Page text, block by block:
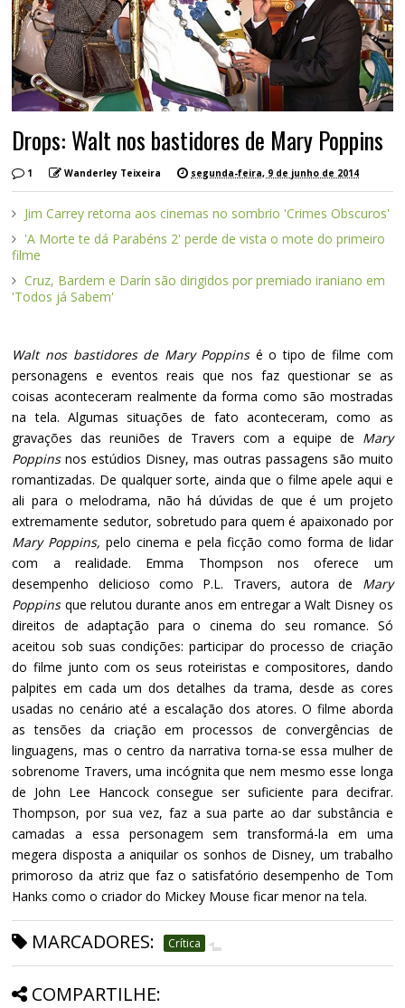
Drops: Walt nos bastidores de Mary Poppins
1 Wanderley Teixeira segunda-feira, 9 de junho de 2014
Jim Carrey retorna aos cinemas no sombrio 'Crimes Obscuros'
'A Morte te dá Parabéns 2' perde de vista o mote do primeiro
filme
Cruz, Bardem e Darín são dirigidos por premiado iraniano em
'Todos já Sabem'
Walt nos bastidores de Mary Poppins é o tipo de filme com
personagens e eventos reais que nos faz questionar se as
coisas aconteceram realmente da forma como são mostradas
na tela. Algumas situações de fato aconteceram, como as
gravações das reuniões de Travers com a equipe de Mary
Poppinsnos estúdios Disney, mas outras passagens são muito
romantizadas. De qualquer sorte, ainda que o filme apele aqui e
ali para o melodrama, não há dúvidas de que é um projeto
extremamente sedutor, sobretudo para quem é apaixonado por
Mary Poppins,pelo cinema e pela ficção como forma de lidar
com a realidade. Emma Thompson nos oferece um
desempenho delicioso como P.L. Travers, autora de Mary
Poppins que relutou durante anos em entregar a Walt Disney os
direitos de adaptação para o cinema do seu romance. Só
aceitou sob suas condições: participar do processo de criação
do filme junto com os seus roteiristas e compositores, dando
palpites em cada um dos detalhes da trama, desde as cores
usadas no cenário até a escalação dos atores. O filme aborda
as tensões da criação em processos de convergências de
linguagens, mas o centro da narrativa torna-se essa mulher de
sobrenome Travers, uma incógnita que nem mesmo esse longa
de John Lee Hancock consegue ser suficiente para decifrar.
Thompson, por sua vez, faz a sua parte ao dar substância e
camadas a essa personagem sem transformá-la em uma
megera disposta a aniquilar os sonhos de Disney, um trabalho
primoroso da atriz que faz o satisfatório desempenho de Tom
Hanks como o criador do Mickey Mouse ficar menor na tela.
MARCADORES: Crítica
COMPARTILHE: